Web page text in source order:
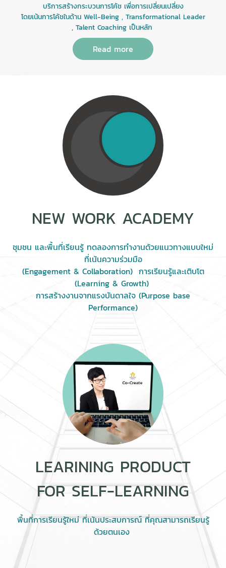
บริการสร้างกระบวนการโค้ช เพื่อการเปลี่ยนเปลี่ยง
โดยเน้นการโค้ชในด้าน Well-Being , Transformational Leader
, Talent Coaching เป็นหลัก
Read more
NEW WORK ACADEMY
ชุมชน และพื้นที่เรียนรู้ ทดลองการทำงานด้วยแนวทางแบบใหม่
ที่เน้นความร่วมมือ
(Engagement & Collaboration) การเรียนรู้และเติบโต
(Learning & Growth)
การสร้างงานจากแรงบันดาลใจ (Purpose base
Performance)
LEARINING PRODUCT
FOR SELF-LEARNING
พื้นที่การเรียนรู้ใหม่ ที่เน้นประสบการณ์ ที่คุณสามารถเรียนรู้
ด้วยตนเอง